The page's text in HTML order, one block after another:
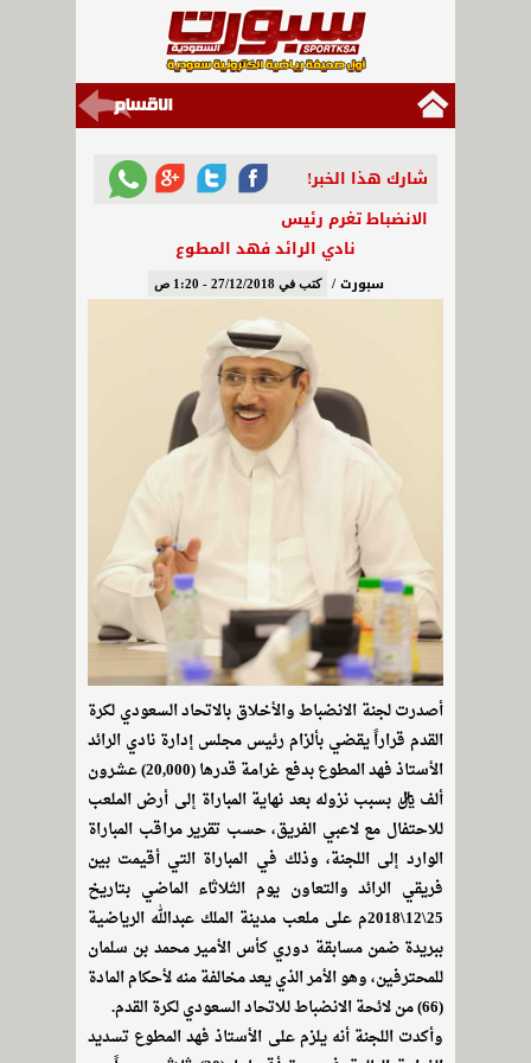
شارك هذا الخبر!
الانضباط تغرم رئيس
نادي الرائد فهد المطوع
سبورت / كتب في 27/12/2018 - 1:20 ص
أصدرت لجنة الانضباط والأخلاق بالاتحاد السعودي لكرة
القدم قراراً يقضي بألزام رئيس مجلس إدارة نادي الرائد
الأستاذ فهد المطوع بدفع غرامة قدرها (20,000) عشرون
ألف ريال بسبب نزوله بعد نهاية المباراة إلى أرض الملعب
للاحتفال مع لاعبي الفريق، حسب تقرير مراقب المباراة
الوارد إلى اللجنة، وذلك في المباراة التي أقيمت بين
فريقي الرائد والتعاون يوم الثلاثاء الماضي بتاريخ
25\12\2018م على ملعب مدينة الملك عبدالله الرياضية
ببريدة ضمن مسابقة دوري كأس الأمير محمد بن سلمان
للمحترفين، وهو الأمر الذي يعد مخالفة منه لأحكام المادة
(66) من لائحة الانضباط للاتحاد السعودي لكرة القدم.
وأكدت اللجنة أنه يلزم على الأستاذ فهد المطوع تسديد